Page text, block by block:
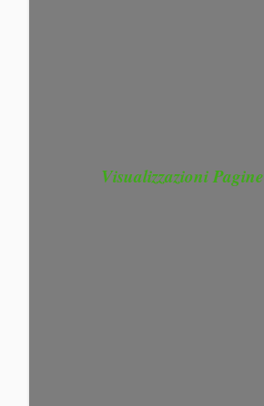
Visualizzazioni Pagine